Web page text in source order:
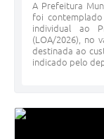
A Prefeitura
foi
individual ao
(LOA/2026), no
destinada ao
indicado pelo